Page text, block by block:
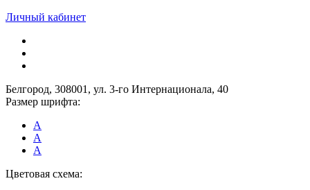
Личный кабинет
Белгород, 308001, ул. 3-го Интернационала, 40
Размер шрифта:
A
A
A
Цветовая схема: